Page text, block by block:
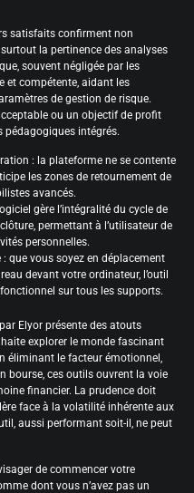
satisfaits confirment non
la pertinence des analyses
souvent négligée par les
et compétente, aidant les
de gestion de risque.
ou un objectif de profit
pédagogiques intégrés.
: la plateforme ne se contente
les zones de retournement de
avancés.
gère l’intégralité du cycle de
permettant à l’utilisateur de
personnelles.
que vous soyez en déplacement
devant votre ordinateur, l’outil
sur tous les supports.
Elyor présente des atouts
explorer le monde fascinant
éliminant le facteur émotionnel,
bourse, ces outils ouvrent la voie
financier. La prudence doit
face à la volatilité inhérente aux
aussi performant soit-il, ne peut
de commencer votre
dont vous n’avez pas un